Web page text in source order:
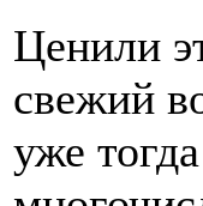
Ценили
свежий
уже